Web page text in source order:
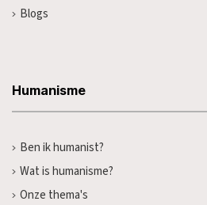
Blogs
Humanisme
Ben ik humanist?
Wat is humanisme?
Onze thema's